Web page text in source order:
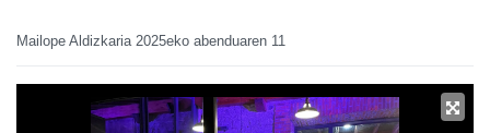
Mailope Aldizkaria 2025eko abenduaren 11